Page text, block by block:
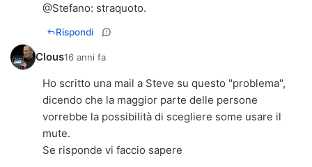
@Stefano: straquoto.
Rispondi
Clous16 anni fa
Ho scritto una mail a Steve su questo "problema",
dicendo che la maggior parte delle persone
vorrebbe la possibilità di scegliere some usare il
mute.
Se risponde vi faccio sapere